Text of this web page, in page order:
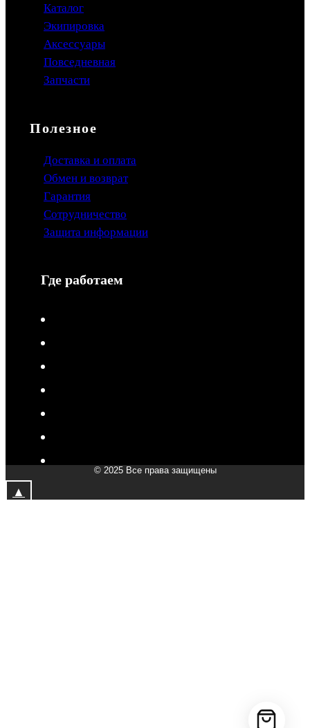
Каталог
Экипировка
Аксессуары
Повседневная
Запчасти
Полезное
Доставка и оплата
Обмен и возврат
Гарантия
Сотрудничество
Защита информации
Где работаем
© 2025 Все права защищены
▲